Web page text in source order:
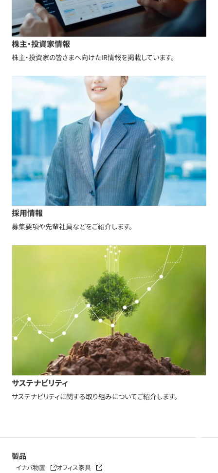
株主・投資家情報
株主・投資家の皆さまへ向けたIR情報を掲載しています。
採用情報
募集要項や先輩社員などをご紹介します。
サステナビリティ
サステナビリティに関する取り組みについてご紹介します。
製品
イナバ物置 オフィス家具